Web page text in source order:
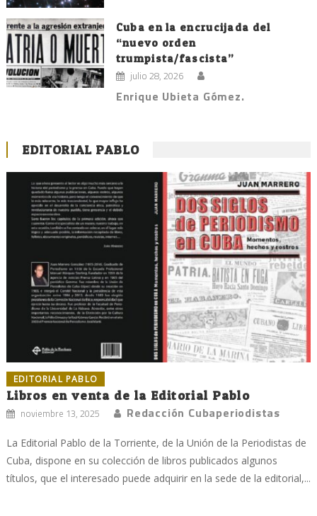
Cuba en la encrucijada del
“nuevo orden
trumpista/fascista”
julio 28, 2026
Enrique Ubieta Gómez.
EDITORIAL PABLO
EDITORIAL PABLO
Libros en venta de la Editorial Pablo
noviembre 13, 2025 Redacción Cubaperiodistas
La Editorial Pablo de la Torriente, de la Unión de la Periodistas de
Cuba, dispone en su colección de libros publicados algunos
títulos, que el interesado puede adquirir en la sede de la editorial,...